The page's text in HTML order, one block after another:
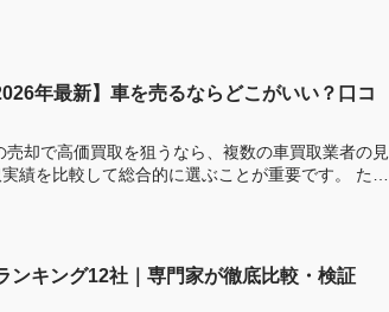
年最新】車を売るならどこがいい？口コ
売却で高価買取を狙うなら、複数の車買取業者の見
を比較して総合的に選ぶことが重要です。 ただ
ンキング12社｜専門家が徹底比較・検証